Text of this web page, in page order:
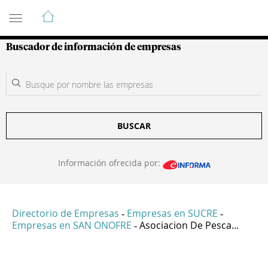
Guía de Empresas Colombianas
Buscador de información de empresas
BUSCAR
Información ofrecida por:
Directorio de Empresas - Empresas en SUCRE -
Empresas en SAN ONOFRE - Asociacion De Pesca...